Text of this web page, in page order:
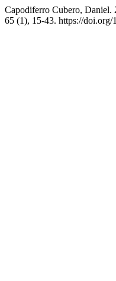
Capodiferro Cubero,
65 (1), 15-43. https://